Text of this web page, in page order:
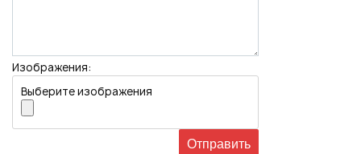
Изображения:
Выберите изображения